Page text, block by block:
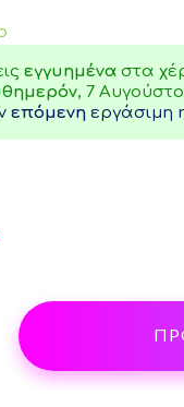
εγγυημέναστα
, 7
επόμενη εργάσιμη